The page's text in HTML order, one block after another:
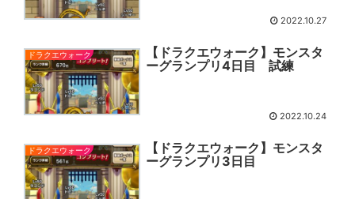
2022.10.27
ドラクエウォーク
【ドラクエウォーク】モンスタ
ーグランプリ4日目 試練
2022.10.24
ドラクエウォーク
【ドラクエウォーク】モンスタ
ーグランプリ3日目